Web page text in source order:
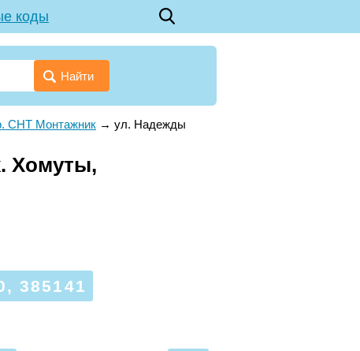
коды
Найти
СНТ Монтажник → ул. Надежды
Хомуты,
385141